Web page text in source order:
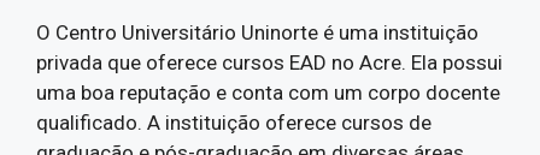
O Centro Universitário Uninorte é uma instituição
privada que oferece cursos EAD no Acre. Ela possui
uma boa reputação e conta com um corpo docente
qualificado. A instituição oferece cursos de